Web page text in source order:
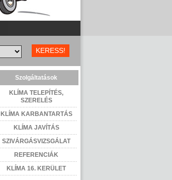
Szolgáltatások
KLÍMA TELEPÍTÉS,
SZERELÉS
KLÍMA KARBANTARTÁS
KLÍMA JAVÍTÁS
SZIVÁRGÁSVIZSGÁLAT
REFERENCIÁK
KLÍMA 16. KERÜLET